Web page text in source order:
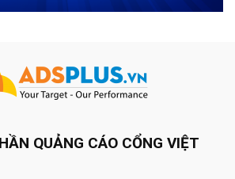
QUẢNG CÁO CỔNG VIỆT